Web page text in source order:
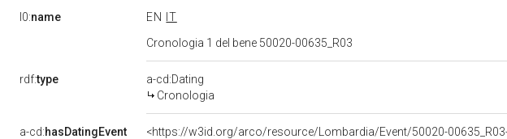
l0:name EN
IT
Cronologia 1 del bene 50020-00635_R03
rdf:type
a-cd:Dating
Cronologia
a-cd:hasDatingEvent
<https://w3id.org/arco/resource/Lombardia/Event/50020-